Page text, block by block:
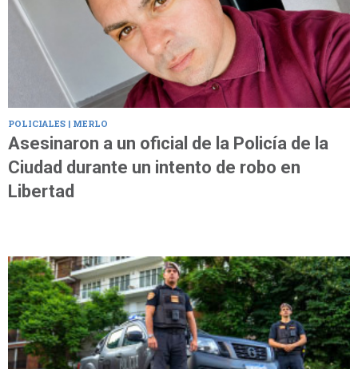
POLICIALES | MERLO
Asesinaron a un oficial de la Policía de la
Ciudad durante un intento de robo en
Libertad